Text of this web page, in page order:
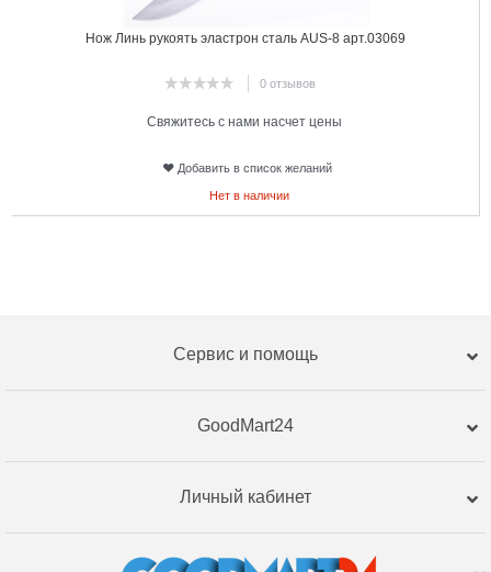
Нож Линь рукоять эластрон сталь AUS-8 арт.03069
0 отзывов
Свяжитесь с нами насчет цены
Добавить в список желаний
Нет в наличии
Сервис и помощь
GoodMart24
Личный кабинет